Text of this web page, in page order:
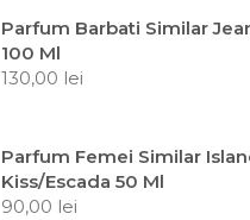
Parfum Barbati Similar
100 Ml
130,00 lei
Parfum Femei Similar
Kiss/Escada 50 Ml
90,00 lei